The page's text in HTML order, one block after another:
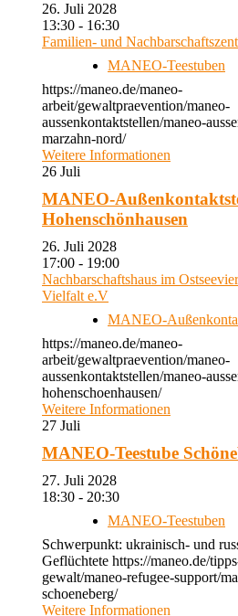
26. Juli 2028
13:30 - 16:30
Familien- und
MANEO-Teestuben
https://maneo.de/maneo-
arbeit/gewaltpraevention/maneo-
aussenkontaktstellen/maneo-
marzahn-nord/
Weitere Informationen
26 Juli
MANEO-
Hohenschönhausen
26. Juli 2028
17:00 - 19:00
Nachbarschaftshaus im
Vielfalt e.V
MANEO-
https://maneo.de/maneo-
arbeit/gewaltpraevention/maneo-
aussenkontaktstellen/maneo-
hohenschoenhausen/
Weitere Informationen
27 Juli
MANEO-Teestube
27. Juli 2028
18:30 - 20:30
MANEO-Teestuben
Schwerpunkt: ukrainisch- und
Geflüchtete https://maneo.de/
gewalt/maneo-refugee-support/
schoeneberg/
Weitere Informationen